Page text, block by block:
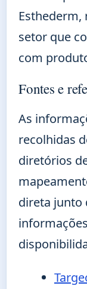
setor que
com
Fontes e
As
recolhidas
diretórios
direta junto